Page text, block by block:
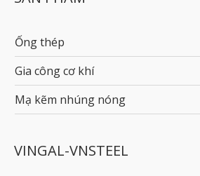
Ống thép
Gia công cơ khí
Mạ kẽm nhúng nóng
VINGAL-VNSTEEL